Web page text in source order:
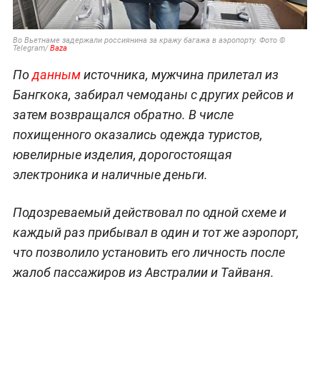
Во Вьетнаме задержали россиянина за кражу багажа в аэропорту. Фото ©
Telegram/Baza
Поданнымисточника, мужчина прилетал из
Бангкока, забирал чемоданы с других рейсов и
затем возвращался обратно. В числе
похищенного оказались одежда туристов,
ювелирные изделия, дорогостоящая
электроника и наличные деньги.
Подозреваемый действовал по одной схеме и
каждый раз прибывал в один и тот же аэропорт,
что позволило установить его личность после
жалоб пассажиров из Австралии и Тайваня.